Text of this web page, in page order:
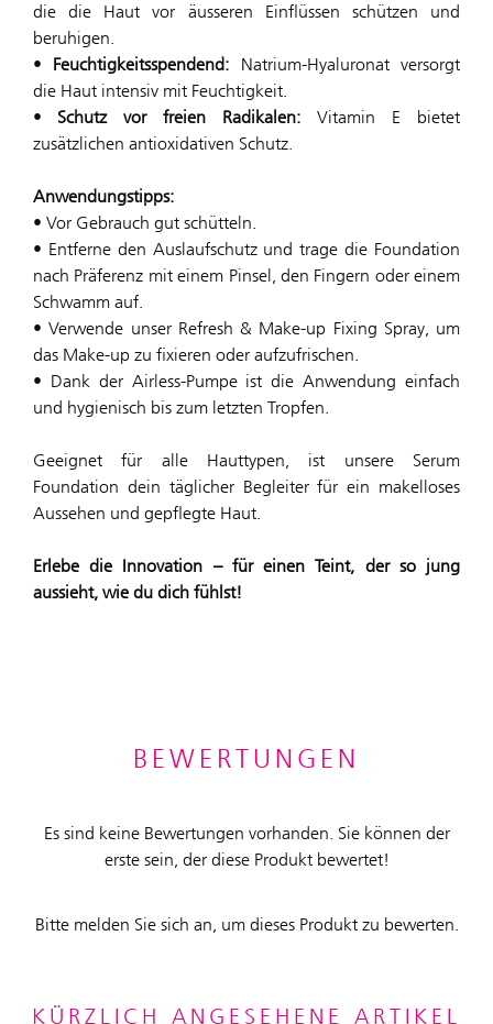
die die Haut vor äusseren Einflüssen schützen und
beruhigen.
• Feuchtigkeitsspendend: Natrium-Hyaluronat versorgt
die Haut intensiv mit Feuchtigkeit.
• Schutz vor freien Radikalen: Vitamin E bietet
zusätzlichen antioxidativen Schutz.
Anwendungstipps:
• Vor Gebrauch gut schütteln.
• Entferne den Auslaufschutz und trage die Foundation
nach Präferenz mit einem Pinsel, den Fingern oder einem
Schwamm auf.
• Verwende unser Refresh & Make-up Fixing Spray, um
das Make-up zu fixieren oder aufzufrischen.
• Dank der Airless-Pumpe ist die Anwendung einfach
und hygienisch bis zum letzten Tropfen.
Geeignet für alle Hauttypen, ist unsere Serum
Foundation dein täglicher Begleiter für ein makelloses
Aussehen und gepflegte Haut.
Erlebe die Innovation – für einen Teint, der so jung
aussieht, wie du dich fühlst!
BEWERTUNGEN
Es sind keine Bewertungen vorhanden. Sie können der
erste sein, der diese Produkt bewertet!
Bitte melden Sie sich an, um dieses Produkt zu bewerten.
KÜRZLICH ANGESEHENE ARTIKEL